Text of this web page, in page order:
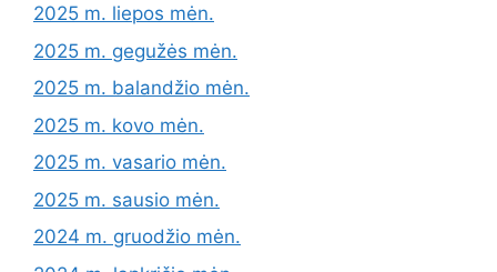
2025 m. liepos mėn.
2025 m. gegužės mėn.
2025 m. balandžio mėn.
2025 m. kovo mėn.
2025 m. vasario mėn.
2025 m. sausio mėn.
2024 m. gruodžio mėn.